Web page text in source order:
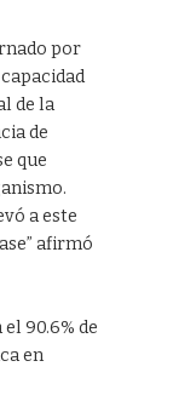
por
de la
de
que
a este
afirmó
90.6% de
en